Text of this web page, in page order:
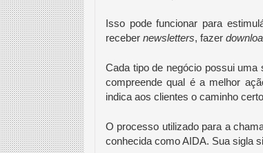
Isso pode funcionar para
receber newsletters, fazer
Cada tipo de negócio possui
compreende qual é a melhor
indica aos clientes o caminho
O processo utilizado para a
conhecida como AIDA. Sua sigla